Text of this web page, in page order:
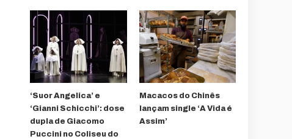
‘Suor Angelica’ e
‘Gianni Schicchi’: dose
dupla de Giacomo
Puccini no Coliseu do
Macacos do Chinês
lançam single ‘A Vida é
Assim’